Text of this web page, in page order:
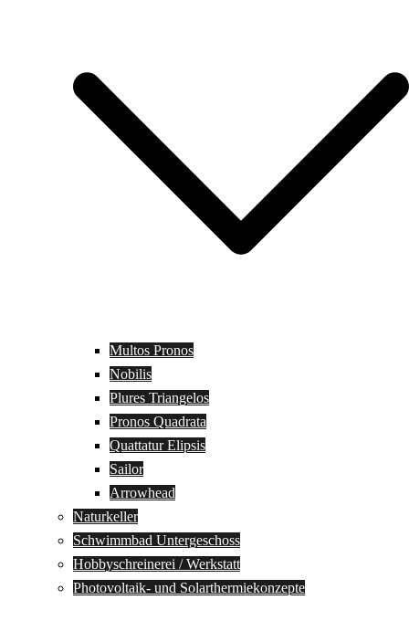
Multos Pronos
Nobilis
Plures Triangelos
Pronos Quadrata
Quattatur Elipsis
Sailor
Arrowhead
Naturkeller
Schwimmbad Untergeschoss
Hobbyschreinerei / Werkstatt
Photovoltaik- und Solarthermiekonzepte